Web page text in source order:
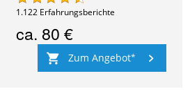
1.122 Erfahrungsberichte
ca. 80 €
Zum Angebot